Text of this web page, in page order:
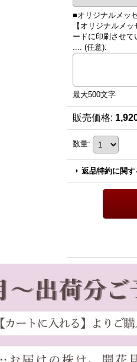
■オリジナルメッ
【オリジナルメ
ードに印刷させて
.... (任意):
最大500文字
販売価格:
数量:
返品特約に関